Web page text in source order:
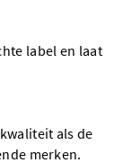
label en laat
als de
merken.